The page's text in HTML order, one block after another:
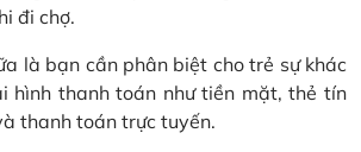
đi chợ.
là bạn cần phân biệt cho trẻ sự khác
hình thanh toán như tiền mặt, thẻ tín
thanh toán trực tuyến.